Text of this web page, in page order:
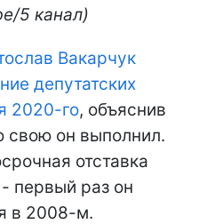
5 канал)
Вакарчук
депутатских
2020-го, объяснив
свою он выполнил.
отставка
первый раз он
в 2008-м.